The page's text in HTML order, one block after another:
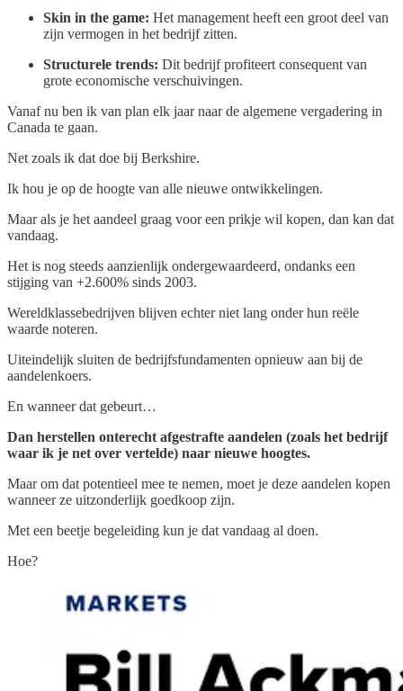
Skin in the game: Het management heeft een groot deel van
zijn vermogen in het bedrijf zitten.
Structurele trends: Dit bedrijf profiteert consequent van
grote economische verschuivingen.
Vanaf nu ben ik van plan elk jaar naar de algemene vergadering in
Canada te gaan.
Net zoals ik dat doe bij Berkshire.
Ik hou je op de hoogte van alle nieuwe ontwikkelingen.
Maar als je het aandeel graag voor een prikje wil kopen, dan kan dat
vandaag.
Het is nog steeds aanzienlijk ondergewaardeerd, ondanks een
stijging van +2.600% sinds 2003.
Wereldklassebedrijven blijven echter niet lang onder hun reële
waarde noteren.
Uiteindelijk sluiten de bedrijfsfundamenten opnieuw aan bij de
aandelenkoers.
En wanneer dat gebeurt…
Dan herstellen onterecht afgestrafte aandelen (zoals het bedrijf
waar ik je net over vertelde) naar nieuwe hoogtes.
Maar om dat potentieel mee te nemen, moet je deze aandelen kopen
wanneer ze uitzonderlijk goedkoop zijn.
Met een beetje begeleiding kun je dat vandaag al doen.
Hoe?